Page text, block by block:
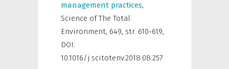
management practices,
Science of The Total
Environment, 649, str. 610-619,
DOI:
10.1016/j.scitotenv.2018.08.257